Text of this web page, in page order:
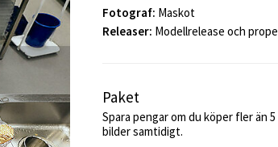
Fotograf: Maskot
Releaser: Modellrelease och
Paket
Spara pengar om du köper fler än 5
bilder samtidigt.